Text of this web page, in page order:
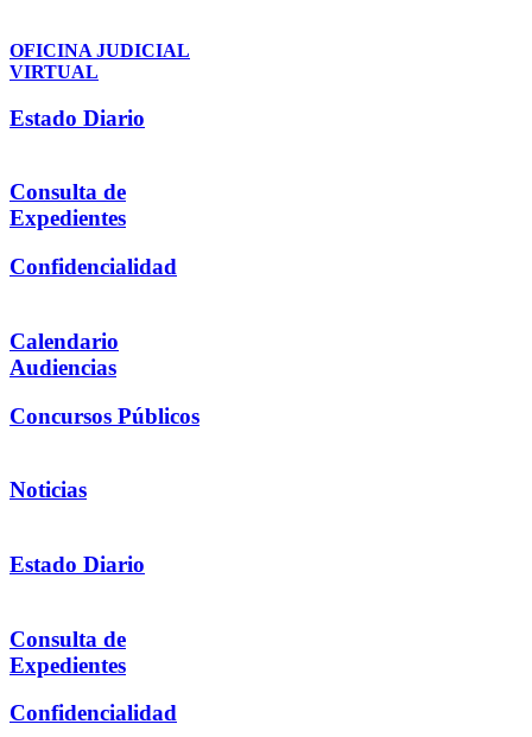
OFICINA JUDICIAL
VIRTUAL
Estado Diario
Consulta de
Expedientes
Confidencialidad
Calendario
Audiencias
Concursos Públicos
Noticias
Estado Diario
Consulta de
Expedientes
Confidencialidad